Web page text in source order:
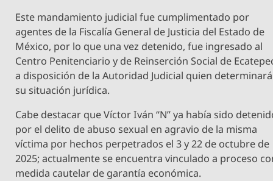
Este mandamiento judicial fue cumplimentado por
agentes de la Fiscalía General de Justicia del Estado de
México, por lo que una vez detenido, fue ingresado al
Centro Penitenciario y de Reinserción Social de
a disposición de la Autoridad Judicial quien determinará
su situación jurídica.
Cabe destacar que Víctor Iván “N” ya había sido
por el delito de abuso sexual en agravio de la misma
víctima por hechos perpetrados el 3 y 22 de octubre de
2025; actualmente se encuentra vinculado a proceso
medida cautelar de garantía económica.